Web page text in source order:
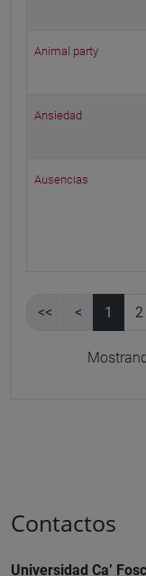
Animal party
Ansiedad
Ausencias
<< < 1 2
Contactos
Universidad Ca’